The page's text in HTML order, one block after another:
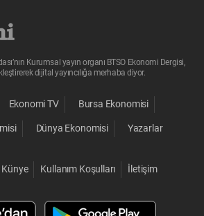
Kurumsal yayın organı BTSO Ekonomi Dergisi,
dijital yayıncılığa merhaba diyor.
Ekonomi TV Bursa Ekonomisi
Dünya Ekonomisi Yazarlar
Künye Kullanım Koşulları İletişim